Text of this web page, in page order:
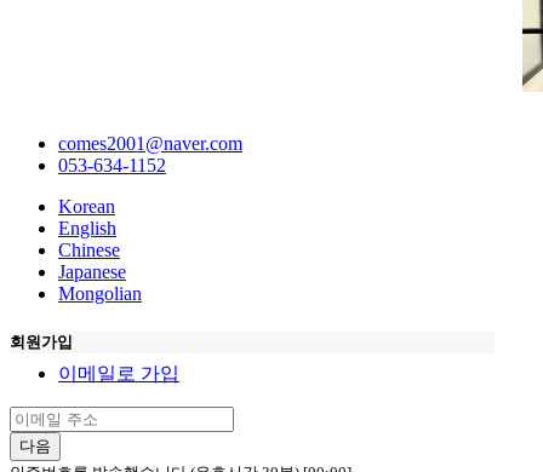
comes2001@naver.com
053-634-1152
Korean
English
Chinese
Japanese
Mongolian
회원가입
이메일로 가입
다음